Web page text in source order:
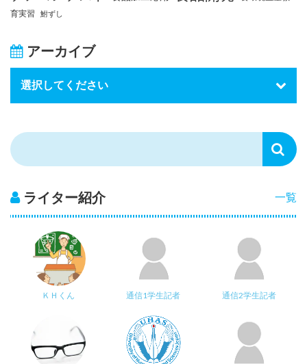
育実習
鮒ずし
アーカイブ
一覧
ライター紹介
ＫＨくん 通信1学生記者 通信2学生記者